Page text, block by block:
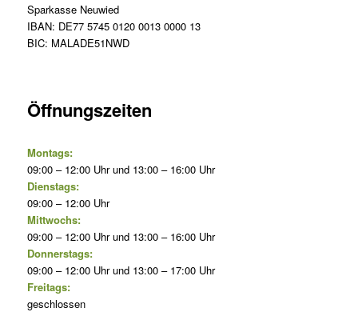
Sparkasse Neuwied
IBAN: DE77 5745 0120 0013 0000 13
BIC: MALADE51NWD
Öffnungszeiten
Montags:
09:00 – 12:00 Uhr und 13:00 – 16:00 Uhr
Dienstags:
09:00 – 12:00 Uhr
Mittwochs:
09:00 – 12:00 Uhr und 13:00 – 16:00 Uhr
Donnerstags:
09:00 – 12:00 Uhr und 13:00 – 17:00 Uhr
Freitags:
geschlossen